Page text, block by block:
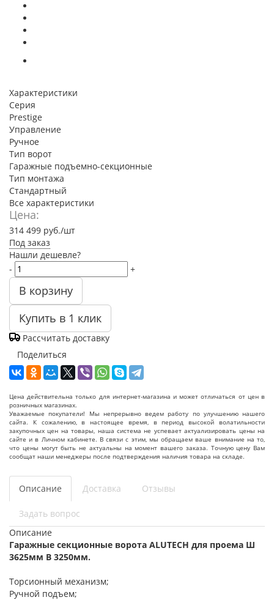
Характеристики
Серия
Prestige
Управление
Ручное
Тип ворот
Гаражные подъемно-секционные
Тип монтажа
Стандартный
Все характеристики
Цена:
314 499 руб./шт
Под заказ
Нашли дешевле?
-
+
В корзину
Купить в 1 клик
Рассчитать доставку
Поделиться
Цена действительна только для интернет-магазина и может отличаться от цен в
розничных магазинах.
Уважаемые покупатели! Мы непрерывно ведем работу по улучшению нашего
сайта. К сожалению, в настоящее время, в период высокой волатильности
закупочных цен на товары, наша система не успевает актуализировать цены на
сайте и в Личном кабинете. В связи с этим, мы обращаем ваше внимание на то,
что цены могут быть не актуальны на момент вашего заказа. Точную цену Вам
сообщат наши менеджеры после подтверждения наличия товара на складе.
Описание Доставка Отзывы
Задать вопрос
Описание
Гаражные секционные ворота ALUTECH для проема Ш
3625мм В 3250мм.
Торсионный механизм;
Ручной подъем;